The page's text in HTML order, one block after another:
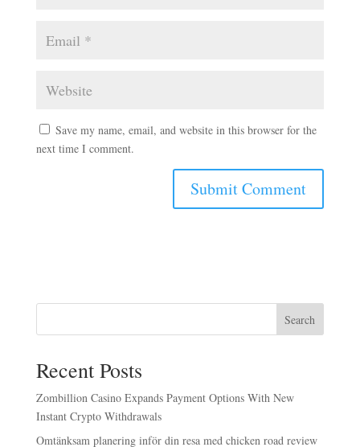
Save my name, email, and website in this browser for the
next time I comment.
Search
Recent Posts
Zombillion Casino Expands Payment Options With New
Instant Crypto Withdrawals
Omtänksam planering inför din resa med chicken road review